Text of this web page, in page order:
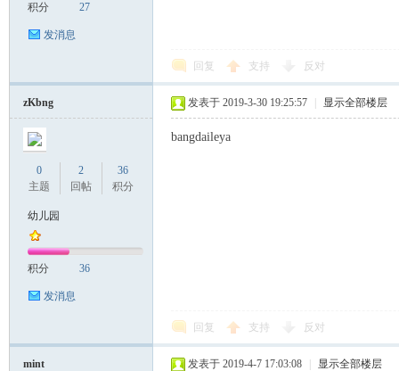
积分 27
发消息
回复 支持 反对
zKbng
0
主题
2
回帖
36
积分
幼儿园
积分 36
发消息
发表于 2019-3-30 19:25:57 显示全部楼层
bangdaileya
回复 支持 反对
mint 发表于 2019-4-7 17:03:08 显示全部楼层